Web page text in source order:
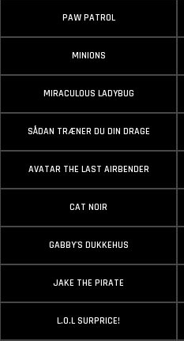
PAW PATROL
MINIONS
MIRACULOUS LADYBUG
SÅDAN TRÆNER DU DIN DRAGE
AVATAR THE LAST AIRBENDER
CAT NOIR
GABBY'S DUKKEHUS
JAKE THE PIRATE
L.O.L SURPRICE!